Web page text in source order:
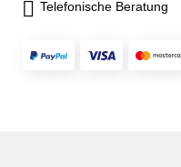
Telefonische Beratung